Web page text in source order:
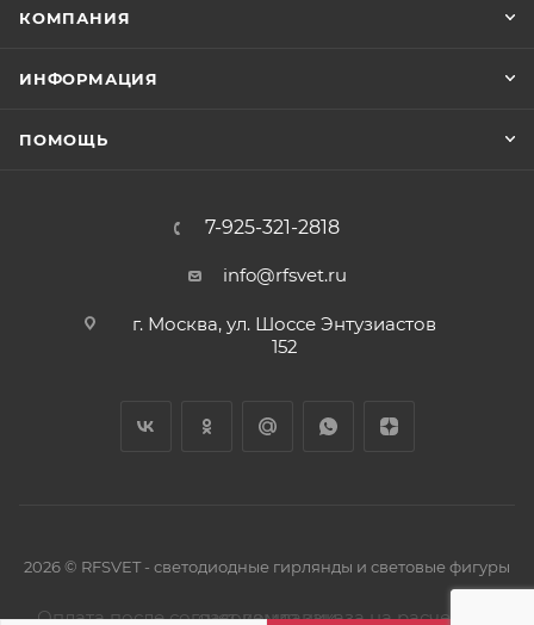
КОМПАНИЯ
ИНФОРМАЦИЯ
ПОМОЩЬ
7-925-321-2818
info@rfsvet.ru
г. Москва, ул. Шоссе Энтузиастов
152
2026 © RFSVET - светодиодные гирлянды и световые фигуры
Оплата после согласования заказа на расчетный счет компании